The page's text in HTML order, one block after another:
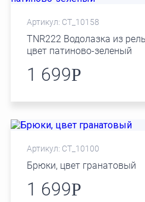
Артикул: СТ_10158
TNR222 Водолазка из
цвет патиново-зеленый
1 699Р
Артикул: СТ_10100
Брюки, цвет гранатовый
1 699Р